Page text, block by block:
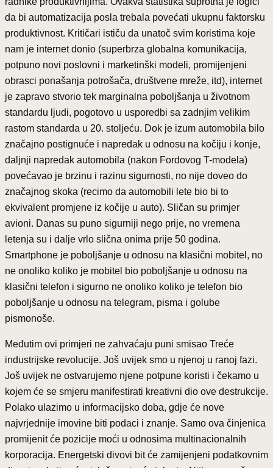
da bi automatizacija posla trebala povećati ukupnu faktorsku
produktivnost. Kritičari ističu da unatoč svim koristima koje
nam je internet donio (superbrza globalna komunikacija,
potpuno novi poslovni i marketinški modeli, promijenjeni
obrasci ponašanja potrošača, društvene mreže, itd), internet
je zapravo stvorio tek marginalna poboljšanja u životnom
standardu ljudi, pogotovo u usporedbi sa zadnjim velikim
rastom standarda u 20. stoljeću. Dok je izum automobila bilo
značajno postignuće i napredak u odnosu na kočiju i konje,
daljnji napredak automobila (nakon Fordovog T-modela)
povećavao je brzinu i razinu sigurnosti, no nije doveo do
značajnog skoka (recimo da automobili lete bio bi to
ekvivalent promjene iz kočije u auto). Sličan su primjer
avioni. Danas su puno sigurniji nego prije, no vremena
letenja su i dalje vrlo slična onima prije 50 godina.
Smartphone je poboljšanje u odnosu na klasični mobitel, no
ne onoliko koliko je mobitel bio poboljšanje u odnosu na
klasični telefon i sigurno ne onoliko koliko je telefon bio
poboljšanje u odnosu na telegram, pisma i golube
pismonoše.
Međutim ovi primjeri ne zahvaćaju puni smisao Treće
industrijske revolucije. Još uvijek smo u njenoj u ranoj fazi.
Još uvijek ne ostvarujemo njene potpune koristi i čekamo u
kojem će se smjeru manifestirati kreativni dio ove destrukcije.
Polako ulazimo u informacijsko doba, gdje će nove
najvrjednije imovine biti podaci i znanje. Samo ova činjenica
promijenit će pozicije moći u odnosima multinacionalnih
korporacija. Energetski divovi bit će zamijenjeni podatkovnim